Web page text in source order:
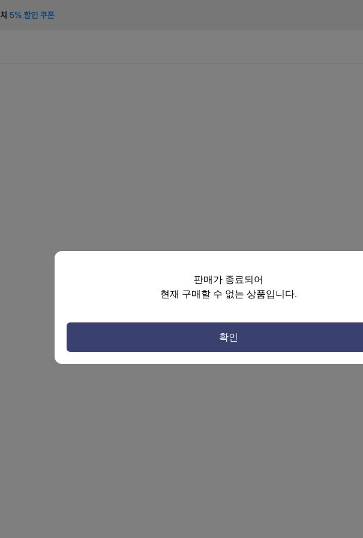
판매가 종료되어
현재 구매할 수 없는 상품입니다.
확인